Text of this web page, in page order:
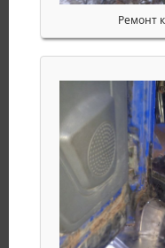
Ремонт